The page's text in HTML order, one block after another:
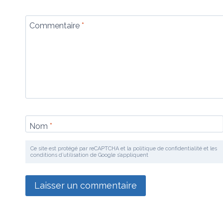
Commentaire *
Nom *
Ce site est protégé par reCAPTCHA et la politique de confidentialité et les
conditions d’utilisation de Google s’appliquent